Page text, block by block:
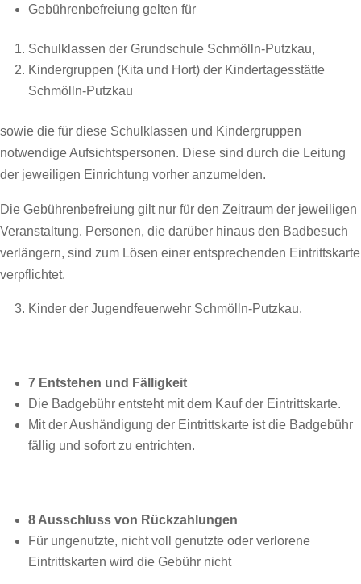
Gebührenbefreiung gelten für
Schulklassen der Grundschule Schmölln-Putzkau,
Kindergruppen (Kita und Hort) der Kindertagesstätte
Schmölln-Putzkau
sowie die für diese Schulklassen und Kindergruppen
notwendige Aufsichtspersonen. Diese sind durch die Leitung
der jeweiligen Einrichtung vorher anzumelden.
Die Gebührenbefreiung gilt nur für den Zeitraum der jeweiligen
Veranstaltung. Personen, die darüber hinaus den Badbesuch
verlängern, sind zum Lösen einer entsprechenden Eintrittskarte
verpflichtet.
Kinder der Jugendfeuerwehr Schmölln-Putzkau.
7 Entstehen und Fälligkeit
Die Badgebühr entsteht mit dem Kauf der Eintrittskarte.
Mit der Aushändigung der Eintrittskarte ist die Badgebühr
fällig und sofort zu entrichten.
8 Ausschluss von Rückzahlungen
Für ungenutzte, nicht voll genutzte oder verlorene
Eintrittskarten wird die Gebühr nicht